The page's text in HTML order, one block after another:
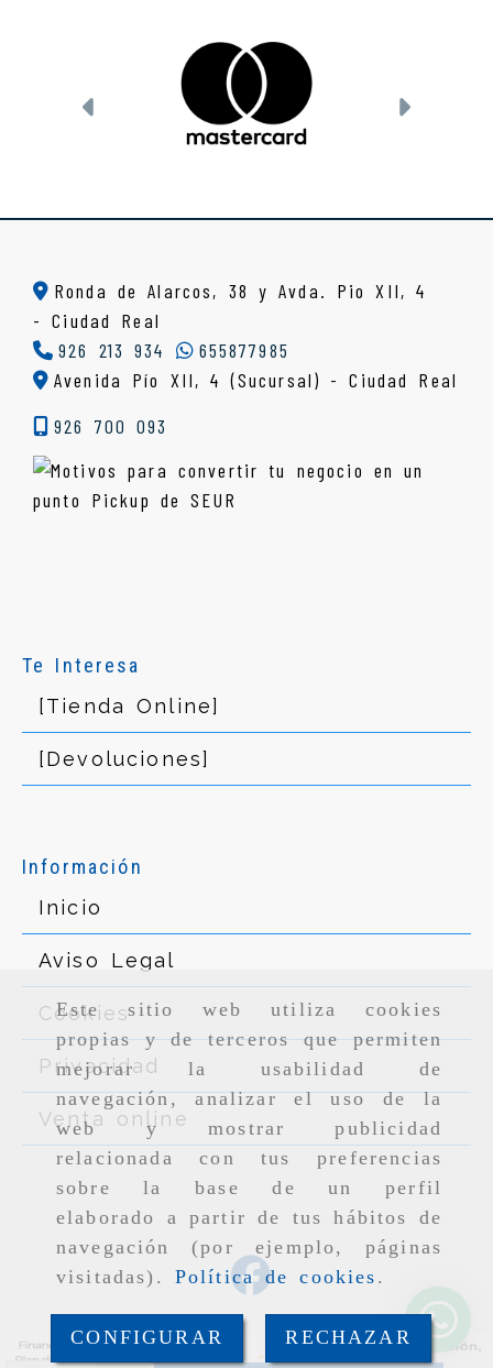
Este sitio web utiliza cookies
propias y de terceros que permiten
mejorar la usabilidad de
navegación, analizar el uso de la
web y mostrar publicidad
relacionada con tus preferencias
sobre la base de un perfil
elaborado a partir de tus hábitos de
navegación (por ejemplo, páginas
visitadas). Política de cookies .
CONFIGURAR RECHAZAR
Anterior
Ronda de Alarcos, 38 y Avda. Pio XII, 4
-Ciudad Real
926 213 934
655877985
Avenida Pío XII, 4 (Sucursal) - Ciudad Real
926 700 093
Te Interesa
[Tienda Online]
[Devoluciones]
Información
Inicio
Aviso Legal
Cookies
Privacidad
Venta online